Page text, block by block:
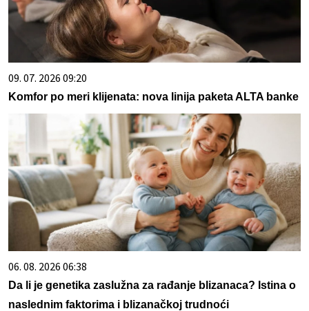
09. 07. 2026 09:20
Komfor po meri klijenata: nova linija paketa ALTA banke
06. 08. 2026 06:38
Da li je genetika zaslužna za rađanje blizanaca? Istina o
naslednim faktorima i blizanačkoj trudnoći